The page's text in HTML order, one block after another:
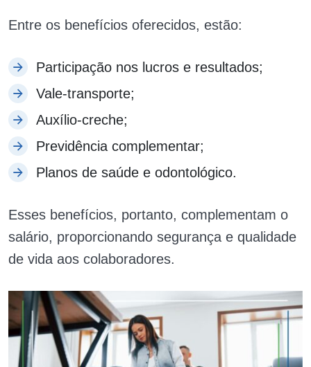
Entre os benefícios oferecidos, estão:
Participação nos lucros e resultados;
Vale-transporte;
Auxílio-creche;
Previdência complementar;
Planos de saúde e odontológico.
Esses benefícios, portanto, complementam o
salário, proporcionando segurança e qualidade
de vida aos colaboradores.